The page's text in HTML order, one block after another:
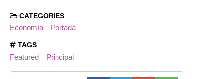
CATEGORIES
Economía Portada
TAGS
Featured Principal